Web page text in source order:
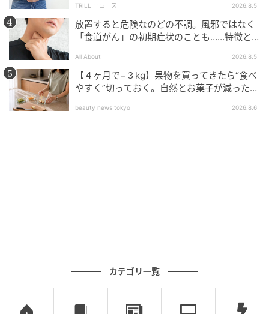
TRILL ニュース 2026.8.5
放置すると危険なのどの不調。風邪ではなく
「食道がん」の初期症状のことも……特徴と
All About 2026.8.5
【４ヶ月で−３kg】果物を買ってきたら“食べ
やすく”切っておく。自然とお菓子が減った新
beauty news tokyo 2026.8.6
カテゴリ一覧